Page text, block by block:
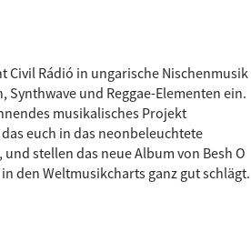
Civil Rádió in ungarische Nischenmusik
Synthwave und Reggae-Elementen ein.
musikalisches Projekt
euch in das neonbeleuchtete
stellen das neue Album von Besh O
den Weltmusikcharts ganz gut schlägt.